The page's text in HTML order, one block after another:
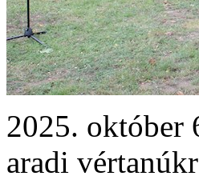
2025. október
aradi